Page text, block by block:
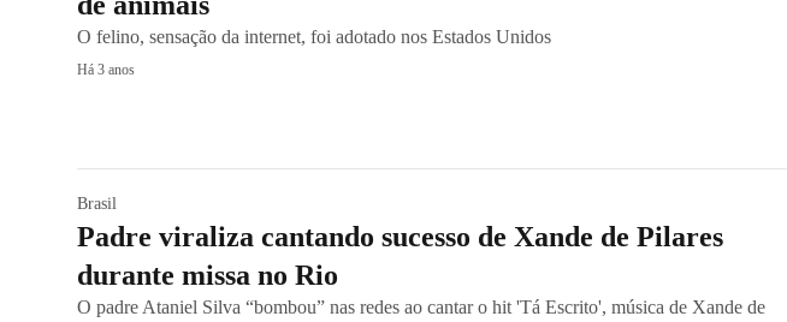
O felino, sensação da internet, foi adotado nos Estados Unidos
Há 3 anos
Brasil
Padre viraliza cantando sucesso de Xande de Pilares
durante missa no Rio
O padre Ataniel Silva “bombou” nas redes ao cantar o hit 'Tá Escrito', música de Xande de